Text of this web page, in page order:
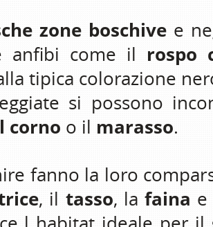
zone boschive e
anfibi come il rospo
tipica colorazione
si possono
corno o il marasso.
fanno la loro
, il tasso, lafaina